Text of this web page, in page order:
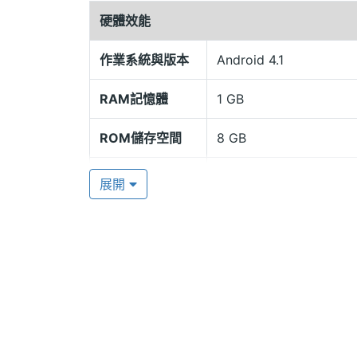
支援 3G 網路
YOUTH YP-IGA10 搭載 30 萬畫素相機
microSD 記憶卡擴充最大至 32GB 記憶
的電影、遊戲、音樂等檔拷貝到平板上電
題。
硬體效能
作業系統與版本 Android 4.1
RAM記憶體 1 GB
ROM儲存空間 8 GB
電池容量
展開